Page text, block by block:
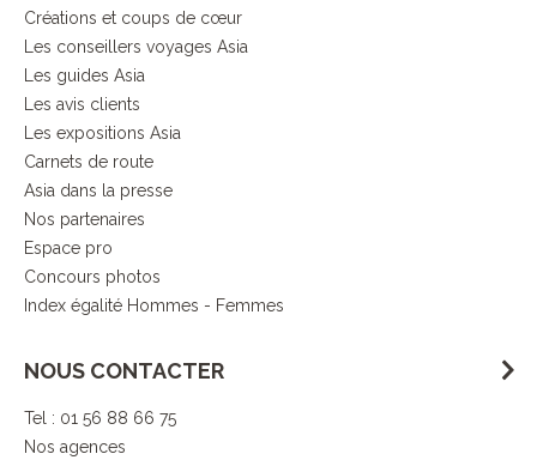
Créations et coups de cœur
Les conseillers voyages Asia
Les guides Asia
Les avis clients
Les expositions Asia
Carnets de route
Asia dans la presse
Nos partenaires
Espace pro
Concours photos
Index égalité Hommes - Femmes
NOUS CONTACTER
Tel : 01 56 88 66 75
Nos agences